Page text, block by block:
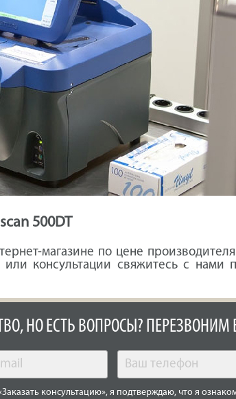
500DT
магазине по цене
консультации свяжитесь с
НО ЕСТЬ ВОПРОСЫ? ПЕРЕЗВОНИМ
консультацию», я подтверждаю, что я